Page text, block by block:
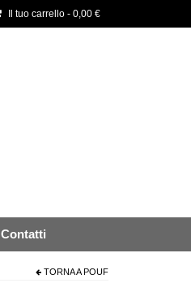
Il tuo carrello - 0,00 €
Contatti
TORNA APOUF